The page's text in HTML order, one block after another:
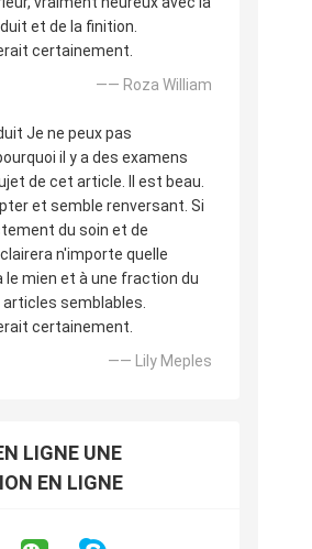
et de la finition.
certainement.
—— Roza William
Je ne peux pas
il y a des examens
de cet article. Il est beau.
et semble renversant. Si
du soin et de
n'importe quelle
le mien et à une fraction du
semblables.
certainement.
—— Lily Meples
LIGNE UNE
EN LIGNE